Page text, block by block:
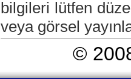
bilgileri lütfen
veya görsel
©